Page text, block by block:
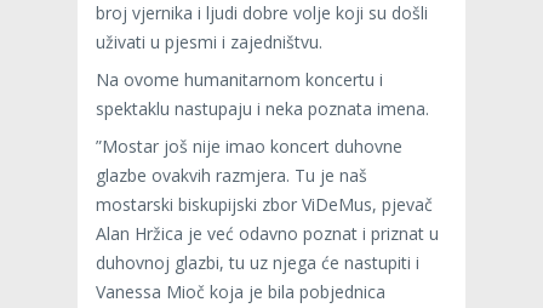
broj vjernika i ljudi dobre volje koji su došli
uživati u pjesmi i zajedništvu.
Na ovome humanitarnom koncertu i
spektaklu nastupaju i neka poznata imena.
”Mostar još nije imao koncert duhovne
glazbe ovakvih razmjera. Tu je naš
mostarski biskupijski zbor ViDeMus, pjevač
Alan Hržica je već odavno poznat i priznat u
duhovnoj glazbi, tu uz njega će nastupiti i
Vanessa Mioč koja je bila pobjednica